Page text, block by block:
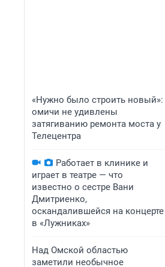
«Нужно было строить новый»:
омичи не удивлены
затягиванию ремонта моста у
Телецентра
Работает в клинике и
играет в театре — что
известно о сестре Вани
Дмитриенко,
оскандалившейся на концерте
в «Лужниках»
Над Омской областью
заметили необычное